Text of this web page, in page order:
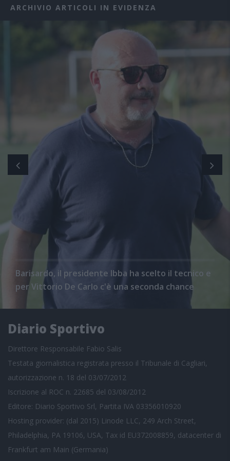
ARCHIVIO ARTICOLI IN EVIDENZA
Barisardo, il presidente Ibba ha scelto il tecnico e
per Vittorio De Carlo c'è una seconda chance
Diario Sportivo
Direttore Responsabile Fabio Salis
Testata giornalistica registrata presso il Tribunale di Cagliari,
autorizzazione n. 18 del 03/07/2012
Iscrizione al ROC n. 22685 del 03/08/2012
Editore: Diario Sportivo Srl, Partita IVA 03356010920
Hosting provider: (dal 2015) Linode LLC, 249 Arch Street,
Philadelphia, PA 19106, USA, Tax id EU372008859, datacenter di
Frankfurt am Main (Germania)